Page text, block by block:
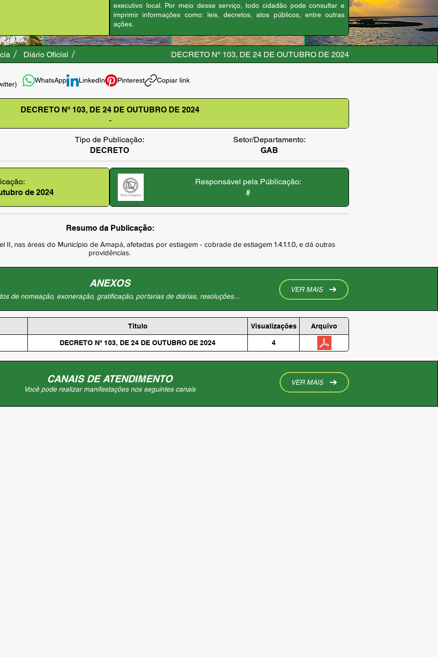
executivo local. Por meio desse serviço, todo cidadão pode consultar e
imprimir informações como: leis, decretos, atos públicos, entre outras
ações.
Diário Oficial DECRETO Nº 103, DE 24 DE OUTUBRO DE 2024
WhatsApp LinkedIn Pinterest Copiar link
DECRETO Nº 103, DE 24 DE OUTUBRO DE 2024
-
Tipo de Publicação:
DECRETO
Setor/Departamento:
GAB
de 2024
Responsável pela Públicação:
#
Resumo da Publicação:
II, nas áreas do Município de Amapá, afetadas por estiagem - cobrade de estiagem 1.4.1.1.0, e dá outras
providências.
ANEXOS
de nomeação, exoneração, gratificação, portarias de diárias, resoluções...
VER MAIS
Titulo Visualizações Arquivo
DECRETO Nº 103, DE 24 DE OUTUBRO DE 2024 4
CANAIS DE ATENDIMENTO
Você pode realizar manifestações nos seguintes canais
VER MAIS